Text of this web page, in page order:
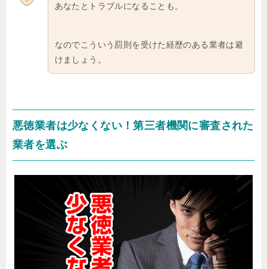
あなたとトラブルになることも。
なのでこういう罰則を受けた経歴のある業者は避
けましょう。
悪徳業者は少なくない！第三者機関に審査された
業者を選ぶ